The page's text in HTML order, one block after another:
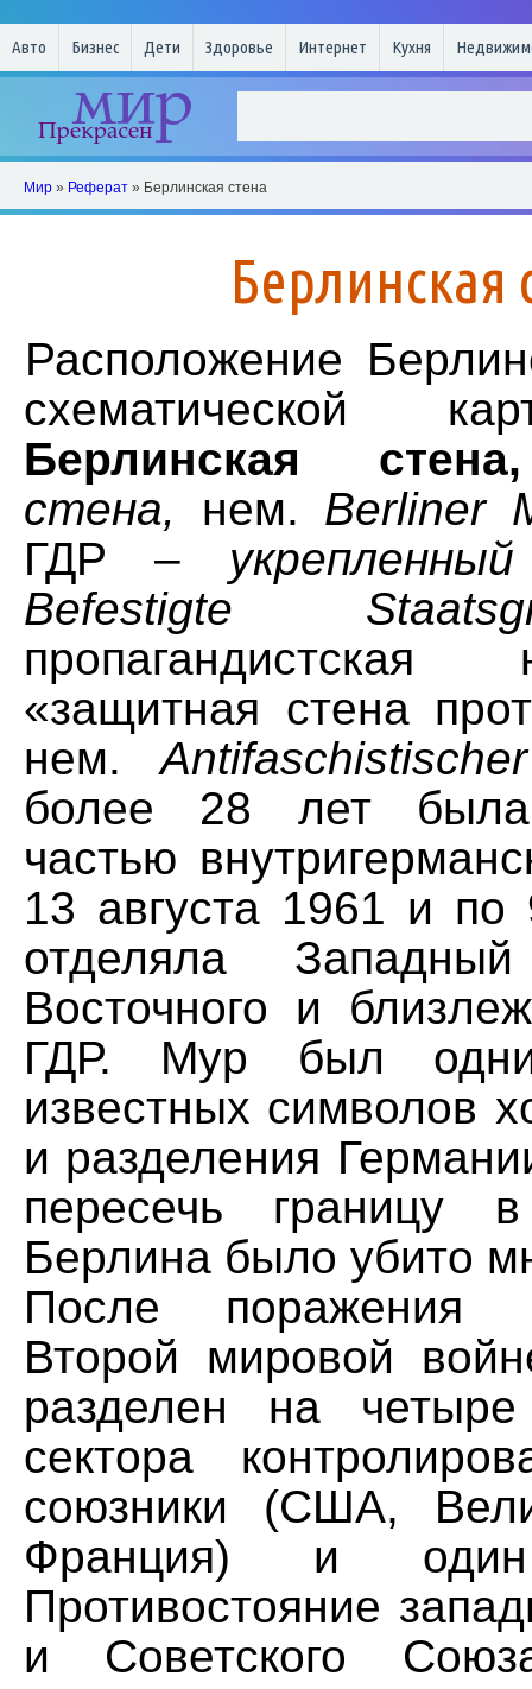
Авто Бизнес Дети Здоровье Интернет Кухня
Мир » Реферат » Берлинская стена
Берлинская
Расположение
схематической
Берлинская стена,
стена, нем. Berliner
ГДР –
Befestigte
«защитная стена
нем.
более 28 лет была
частью
13 августа 1961 и
отделяла
Восточного и
ГДР. Мур был
известных символов
и разделения
пересечь границу
Берлина было убито
После поражения
Второй мировой
разделен на
сектора
союзники (США,
Франция) и
Противостояние
и Советского